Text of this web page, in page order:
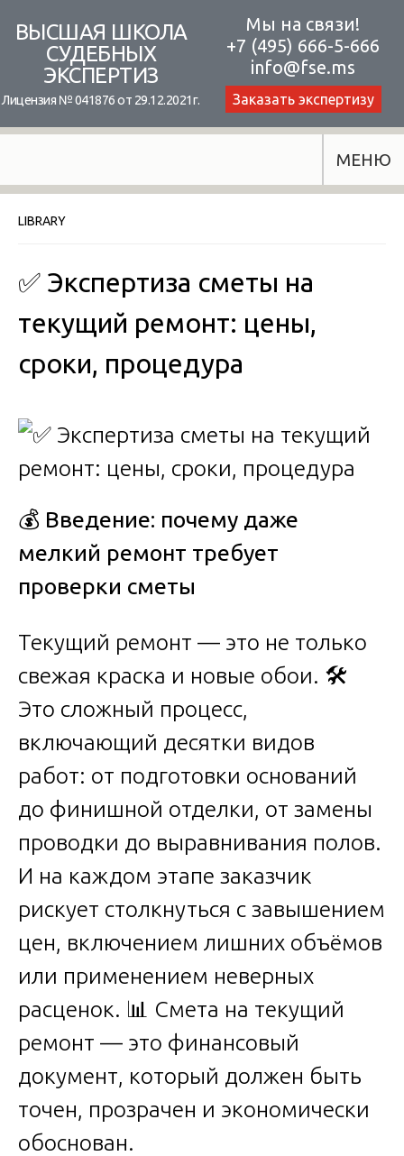
content
ВЫСШАЯ ШКОЛА
СУДЕБНЫХ
ЭКСПЕРТИЗ
Лицензия № 041876 от 29.12.2021г.
Мы на связи!
+7 (495) 666-5-666
info@fse.ms
Заказать экспертизу
МЕНЮ
LIBRARY
✅ Экспертиза сметы на
текущий ремонт: цены,
сроки, процедура
💰 Введение: почему даже
мелкий ремонт требует
проверки сметы
Текущий ремонт — это не только
свежая краска и новые обои. 🛠️
Это сложный процесс,
включающий десятки видов
работ: от подготовки оснований
до финишной отделки, от замены
проводки до выравнивания полов.
И на каждом этапе заказчик
рискует столкнуться с завышением
цен, включением лишних объёмов
или применением неверных
расценок. 📊 Смета на текущий
ремонт — это финансовый
документ, который должен быть
точен, прозрачен и экономически
обоснован.